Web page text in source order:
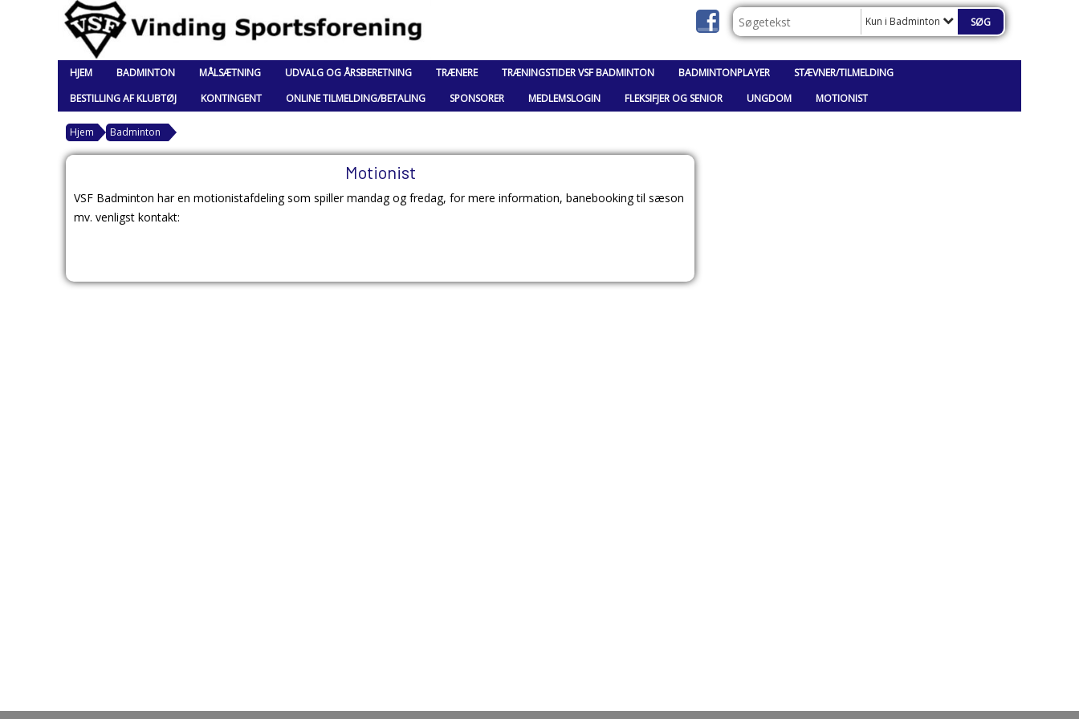
Kun i Badminton
HJEM BADMINTON MÅLSÆTNING UDVALG OG ÅRSBERETNING TRÆNERE TRÆNINGSTIDER VSF BADMINTON BADMINTONPLAYER
STÆVNER/TILMELDING
BESTILLING AF KLUBTØJ
KONTINGENT ONLINE TILMELDING/BETALING SPONSORER MEDLEMSLOGIN FLEKSIFJER OG SENIOR UNGDOM MOTIONIST
Hjem Badminton
Motionist
VSF Badminton har en motionistafdeling som spiller mandag og fredag, for mere information, banebooking til sæson
mv. venligst kontakt: